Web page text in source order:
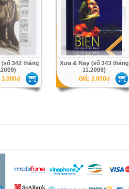
342 tháng
3.000đ
Xưa & Nay (số 343 tháng
11.2009)
Giá: 3.000đ